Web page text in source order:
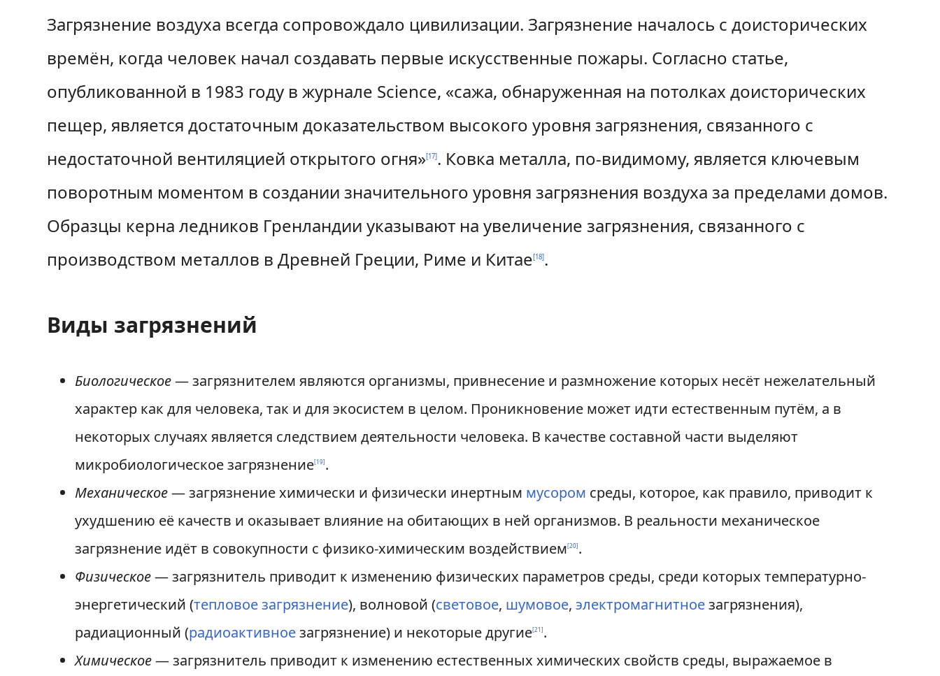
Загрязнение воздуха всегда сопровождало цивилизации. Загрязнение началось с доисторических
времён, когда человек начал создавать первые искусственные пожары. Согласно статье,
опубликованной в 1983 году в журнале Science, «сажа, обнаруженная на потолках доисторических
пещер, является достаточным доказательством высокого уровня загрязнения, связанного с
недостаточной вентиляцией открытого огня»[17]. Ковка металла, по-видимому, является ключевым
поворотным моментом в создании значительного уровня загрязнения воздуха за пределами домов.
Образцы керна ледников Гренландии указывают на увеличение загрязнения, связанного с
производством металлов в Древней Греции, Риме и Китае[18].
Виды загрязнений
Биологическое— загрязнителем являются организмы, привнесение и размножение которых несёт нежелательный
характер как для человека, так и для экосистем в целом. Проникновение может идти естественным путём, а в
некоторых случаях является следствием деятельности человека. В качестве составной части выделяют
микробиологическое загрязнение[19].
Механическое— загрязнение химически и физически инертным мусором среды, которое, как правило, приводит к
ухудшению её качеств и оказывает влияние на обитающих в ней организмов. В реальности механическое
загрязнение идёт в совокупности с физико-химическим воздействием[20].
Физическое— загрязнитель приводит к изменению физических параметров среды, среди которых температурно-
энергетический (тепловое загрязнение), волновой (световое, шумовое,электромагнитноезагрязнения),
радиационный (радиоактивноезагрязнение) и некоторые другие[21].
Химическое— загрязнитель приводит к изменению естественных химических свойств среды, выражаемое в